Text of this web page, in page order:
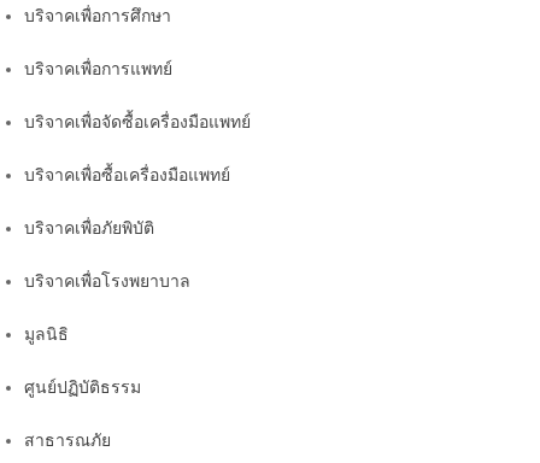
บริจาคเพื่อการศึกษา
บริจาคเพื่อการแพทย์
บริจาคเพื่อจัดซื้อเครื่องมือแพทย์
บริจาคเพื่อซื้อเครื่องมือแพทย์
บริจาคเพื่อภัยพิบัติ
บริจาคเพื่อโรงพยาบาล
มูลนิธิ
ศูนย์ปฏิบัติธรรม
สาธารณภัย